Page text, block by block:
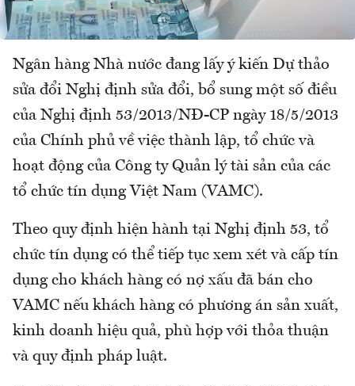
Ngân hàng Nhà nước đang lấy ý kiến Dự thảo
sửa đổi Nghị định sửa đổi, bổ sung một số điều
của Nghị định 53/2013/NĐ-CP ngày 18/5/2013
của Chính phủ về việc thành lập, tổ chức và
hoạt động của Công ty Quản lý tài sản của các
tổ chức tín dụng Việt Nam (VAMC).
Theo quy định hiện hành tại Nghị định 53, tổ
chức tín dụng có thể tiếp tục xem xét và cấp tín
dụng cho khách hàng có nợ xấu đã bán cho
VAMC nếu khách hàng có phương án sản xuất,
kinh doanh hiệu quả, phù hợp với thỏa thuận
và quy định pháp luật.